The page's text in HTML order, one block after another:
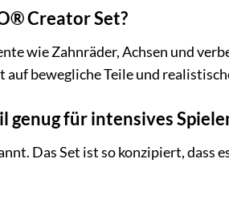
Creator Set?
wie Zahnräder, Achsen und
bewegliche Teile und
für intensives
Das Set ist so konzipiert, dass